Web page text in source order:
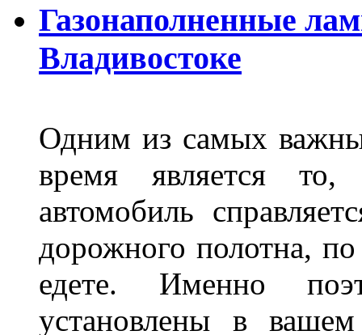
Газонаполненные
Владивостоке
Одним из самых
время является то,
автомобиль
дорожного полотна,
едете. Именно
установлены в